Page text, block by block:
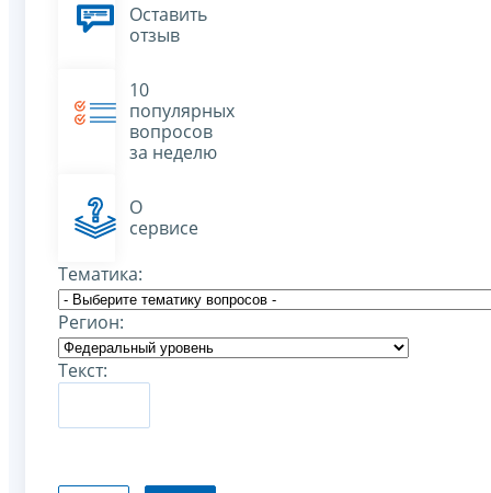
Оставить
отзыв
10
популярных
вопросов
за неделю
О
сервисе
Тематика:
Регион:
Текст: